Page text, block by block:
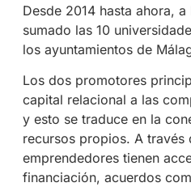
Desde 2014 hasta ahora,
sumado las 10
los ayuntamientos de
Los dos promotores
capital relacional a las
y esto se traduce en la
recursos propios. A través
emprendedores tienen
financiación, acuerdos